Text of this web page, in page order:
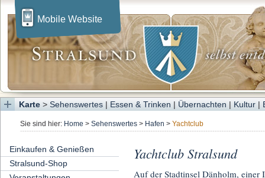
Mobile Website
Karte > Sehenswertes | Essen & Trinken | Übernachten | Kultur |
Sie sind hier: Home > Sehenswertes > Hafen > Yachtclub
Einkaufen & Genießen
Stralsund-Shop
Yachtclub Stralsund
Auf der Stadtinsel Dänholm, einer